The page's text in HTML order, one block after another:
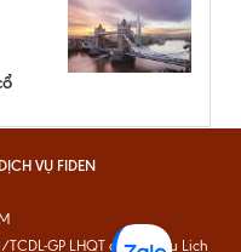
VỤ FIDEN
GP LHQT do Cục Du Lịch